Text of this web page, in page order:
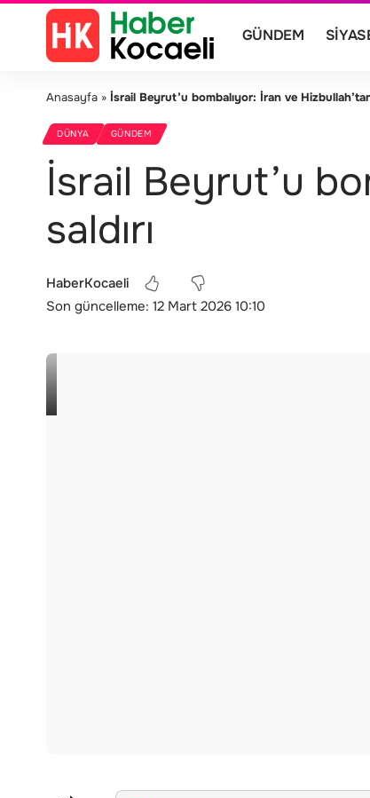
GÜNDEM
Anasayfa » İsrail Beyrut’u bombalıyor: İran ve
DÜNYA GÜNDEM
İsrail Beyrut’u
saldırı
Son güncelleme: 12 Mart 2026 10:10
HaberKocaeli